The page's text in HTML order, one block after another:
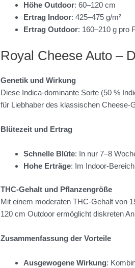
Höhe Outdoor: 60–120 cm
Ertrag Indoor: 425–475 g/m²
Ertrag Outdoor: 160–210 g pro
Royal Cheese Auto –
Genetik und Wirkung
Diese Indica-dominante Sorte (50 %
für Liebhaber des klassischen Cheese-
Blütezeit und Ertrag
Schnelle Blüte: In nur 7–8
Hohe Erträge: Im Indoor-
THC-Gehalt und Pflanzengröße
Mit einem moderaten THC-Gehalt von
120 cm Outdoor ermöglicht diskreten
Zusammenfassung der Vorteile
Ausgewogene Wirkung: